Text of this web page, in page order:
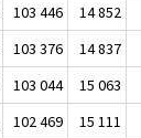
103 446 14 852
103 376 14 837
103 044 15 063
102 469 15 111